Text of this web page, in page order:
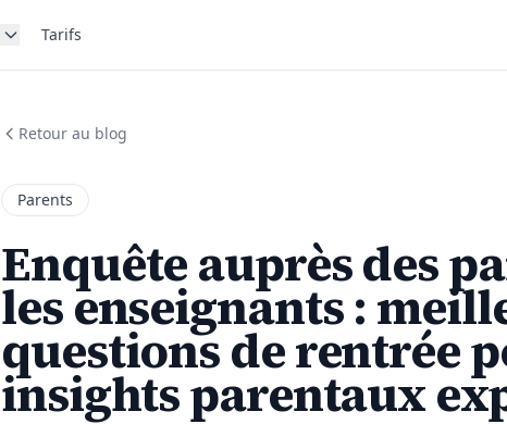
Tarifs
Retour au blog
Parents
Enquête auprès des
les enseignants :
questions de rentrée
insights parentaux